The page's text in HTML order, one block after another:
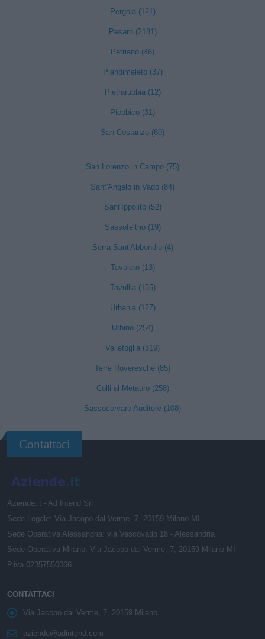
Pergola (121)
Pesaro (2181)
Petriano (46)
Piandimeleto (37)
Pietrarubbia (12)
Piobbico (31)
San Costanzo (60)
San Lorenzo in Campo (75)
Sant'Angelo in Vado (84)
Sant'Ippolito (52)
Sassofeltrio (19)
Serra Sant'Abbondio (4)
Tavoleto (13)
Tavullia (135)
Urbania (127)
Urbino (254)
Vallefoglia (319)
Terre Roveresche (85)
Colli al Metauro (258)
Sassocorvaro Auditore (108)
Contattaci
Aziende.it - Ad Intend Srl
Sede Legale: Via Jacopo dal Verme, 7, 20159 Milano MI
Sede Operativa Alessandria: via Vescovado 18 - Alessandria
Sede Operativa Milano: Via Jacopo dal Verme, 7, 20159 Milano MI
P.iva 02357550066
CONTATTACI
Via Jacopo dal Verme, 7, 20159 Milano
aziende@adintend.com